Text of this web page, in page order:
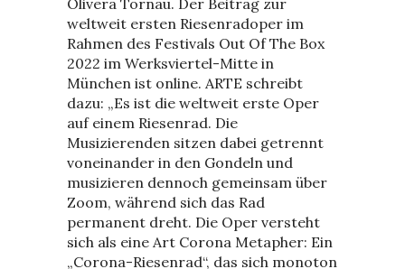
Olivera Tornau. Der Beitrag zur
weltweit ersten Riesenradoper im
Rahmen des Festivals Out Of The Box
2022 im Werksviertel-Mitte in
München ist online. ARTE schreibt
dazu: „Es ist die weltweit erste Oper
auf einem Riesenrad. Die
Musizierenden sitzen dabei getrennt
voneinander in den Gondeln und
musizieren dennoch gemeinsam über
Zoom, während sich das Rad
permanent dreht. Die Oper versteht
sich als eine Art Corona Metapher: Ein
„Corona-Riesenrad“, das sich monoton